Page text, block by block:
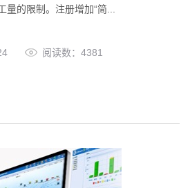
的限制。注册增加“简...
阅读数：4381